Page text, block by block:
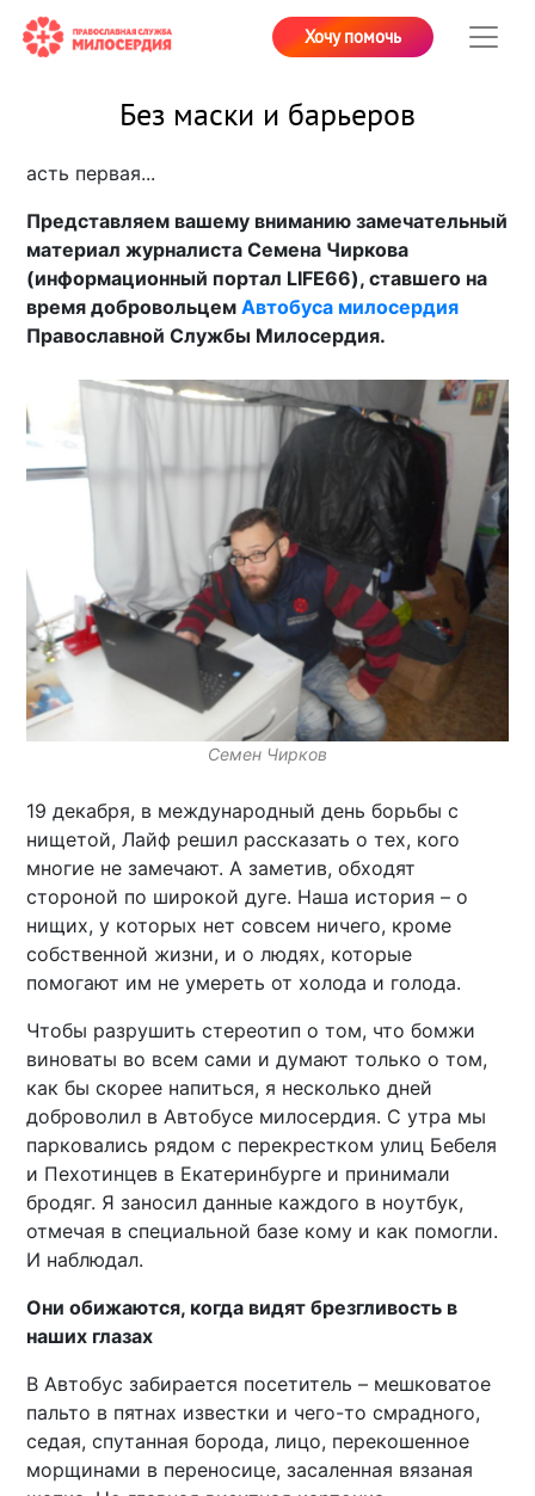
Хочу помочь
Без маски и барьеров
асть первая...
Представляем вашему вниманию замечательный
материал журналиста Семена Чиркова
(информационный портал LIFE66), ставшего на
время добровольцемАвтобуса милосердия
Православной Службы Милосердия.
Семен Чирков
19 декабря, в международный день борьбы с
нищетой, Лайф решил рассказать о тех, кого
многие не замечают. А заметив, обходят
стороной по широкой дуге. Наша история – о
нищих, у которых нет совсем ничего, кроме
собственной жизни, и о людях, которые
помогают им не умереть от холода и голода.
Чтобы разрушить стереотип о том, что бомжи
виноваты во всем сами и думают только о том,
как бы скорее напиться, я несколько дней
доброволил в Автобусе милосердия. С утра мы
парковались рядом с перекрестком улиц Бебеля
и Пехотинцев в Екатеринбурге и принимали
бродяг. Я заносил данные каждого в ноутбук,
отмечая в специальной базе кому и как помогли.
И наблюдал.
Они обижаются, когда видят брезгливость в
наших глазах
В Автобус забирается посетитель – мешковатое
пальто в пятнах известки и чего-то смрадного,
седая, спутанная борода, лицо, перекошенное
морщинами в переносице, засаленная вязаная